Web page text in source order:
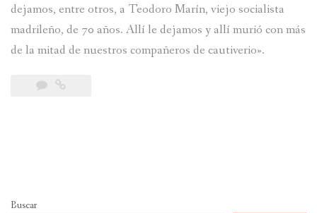
dejamos, entre otros, a Teodoro Marín, viejo socialista
madrileño, de 70 años. Allí le dejamos y allí murió con más
de la mitad de nuestros compañeros de cautiverio».
Buscar